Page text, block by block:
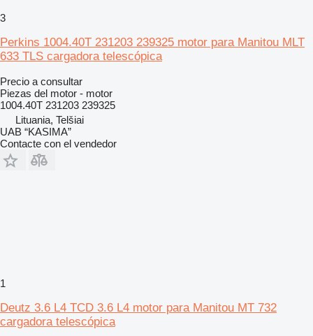
3
Perkins 1004.40T 231203 239325 motor para Manitou MLT
633 TLS cargadora telescópica
Precio a consultar
Piezas del motor - motor
1004.40T 231203 239325
Lituania, Telšiai
UAB “KASIMA”
Contacte con el vendedor
1
Deutz 3.6 L4 TCD 3.6 L4 motor para Manitou MT 732
cargadora telescópica